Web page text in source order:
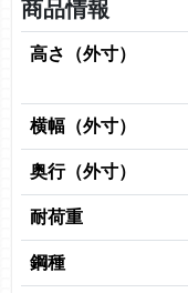
商品情報
高さ（外寸）
横幅（外寸）
奥行（外寸）
耐荷重
鋼種